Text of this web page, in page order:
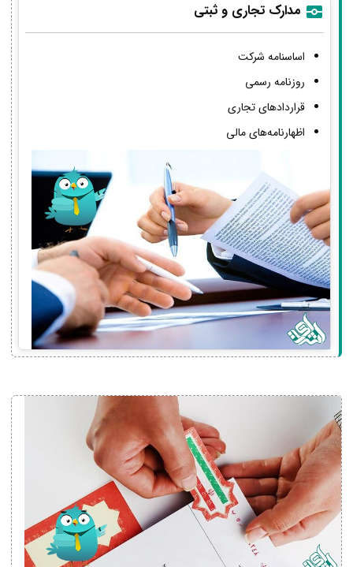
مدارک تجاری و ثبتی
اساسنامه شرکت
روزنامه رسمی
قراردادهای تجاری
اظهارنامه‌های مالی